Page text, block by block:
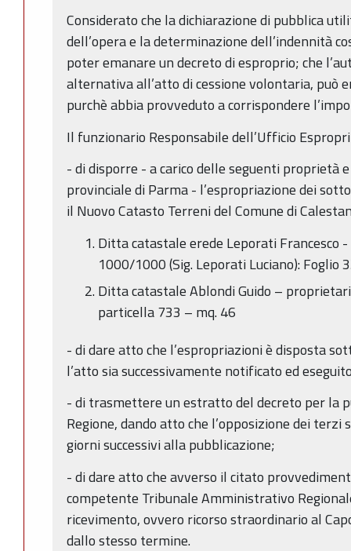
Considerato che la dichiarazione di pubblica
dell’opera e la determinazione dell’indennità
poter emanare un decreto di esproprio; che
alternativa all’atto di cessione volontaria, può
purchè abbia provveduto a corrispondere
Il funzionario Responsabile dell’Ufficio
- di disporre - a carico delle seguenti proprietà
provinciale di Parma - l’espropriazione dei
il Nuovo Catasto Terreni del Comune di
Ditta catastale erede Leporati
1000/1000 (Sig. Leporati Luciano): Foglio
Ditta catastale Ablondi Guido –
particella 733 – mq. 46
- di dare atto che l’espropriazioni è disposta
l’atto sia successivamente notificato ed
- di trasmettere un estratto del decreto per la
Regione, dando atto che l’opposizione dei
giorni successivi alla pubblicazione;
- di dare atto che avverso il citato
competente Tribunale Amministrativo
ricevimento, ovvero ricorso straordinario al
dallo stesso termine.